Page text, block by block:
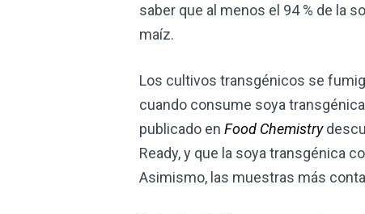
saber que al menos el 94 % de la
maíz.
Los cultivos transgénicos se
cuando consume soya
publicado en Food Chemistry
Ready, y que la soya transgénica
Asimismo, las muestras más